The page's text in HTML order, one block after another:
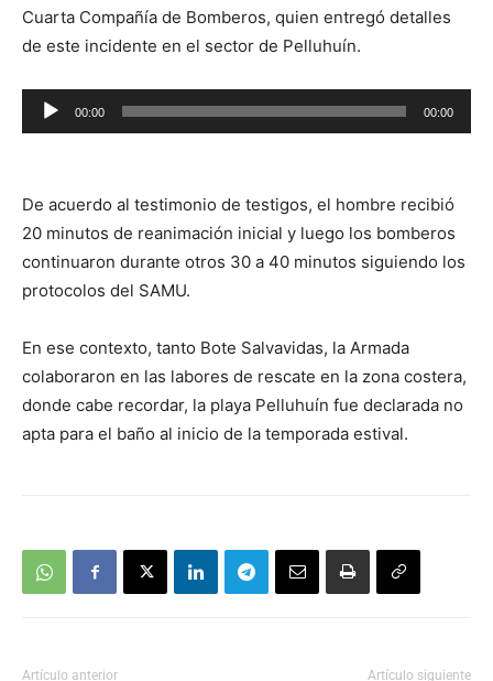
Cuarta Compañía de Bomberos, quien entregó detalles
de este incidente en el sector de Pelluhuín.
Reproductor
de
00:00 00:00
De acuerdo al testimonio de testigos, el hombre recibió
20 minutos de reanimación inicial y luego los bomberos
continuaron durante otros 30 a 40 minutos siguiendo los
protocolos del SAMU.
En ese contexto, tanto Bote Salvavidas, la Armada
colaboraron en las labores de rescate en la zona costera,
donde cabe recordar, la playa Pelluhuín fue declarada no
apta para el baño al inicio de la temporada estival.
Artículo anterior Artículo siguiente